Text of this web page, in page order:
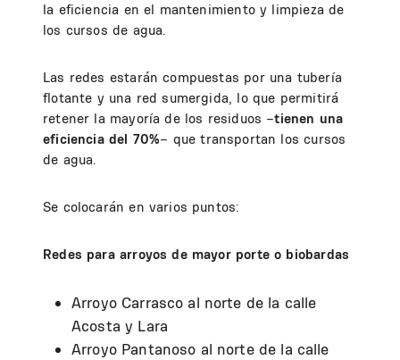
la eficiencia en el mantenimiento y limpieza de
los cursos de agua.
Las redes estarán compuestas por una tubería
flotante y una red sumergida, lo que permitirá
retener la mayoría de los residuos –tienen una
eficiencia del 70%– que transportan los cursos
de agua.
Se colocarán en varios puntos:
Redes para arroyos de mayor porte o biobardas
Arroyo Carrasco al norte de la calle
Acosta y Lara
Arroyo Pantanoso al norte de la calle